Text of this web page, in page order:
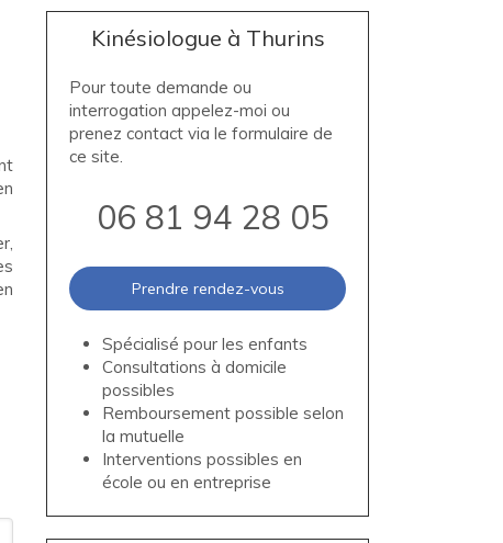
Kinésiologue à Thurins
Pour toute demande ou
interrogation appelez-moi ou
prenez contact via le formulaire de
ce site.
06 81 94 28 05
Prendre rendez-vous
Spécialisé pour les enfants
Consultations à domicile
possibles
Remboursement possible selon
la mutuelle
Interventions possibles en
école ou en entreprise